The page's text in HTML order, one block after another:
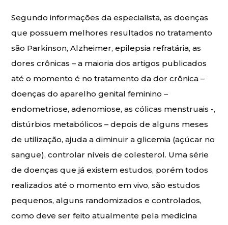
Segundo informações da especialista, as doenças
que possuem melhores resultados no tratamento
são Parkinson, Alzheimer, epilepsia refratária, as
dores crônicas – a maioria dos artigos publicados
até o momento é no tratamento da dor crônica –
doenças do aparelho genital feminino –
endometriose, adenomiose, as cólicas menstruais -,
distúrbios metabólicos – depois de alguns meses
de utilização, ajuda a diminuir a glicemia (açúcar no
sangue), controlar níveis de colesterol. Uma série
de doenças que já existem estudos, porém todos
realizados até o momento em vivo, são estudos
pequenos, alguns randomizados e controlados,
como deve ser feito atualmente pela medicina